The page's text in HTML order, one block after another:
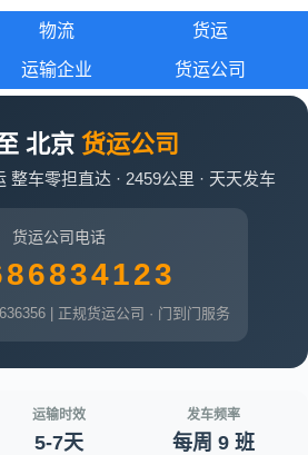
物流 货运
运输企业 货运公司
北京 货运公司
整车零担直达 · 2459公里 · 天天发车
货运公司电话
| 正规货运公司 · 门到门服务
运输时效
5-7天
发车频率
每周 9 班